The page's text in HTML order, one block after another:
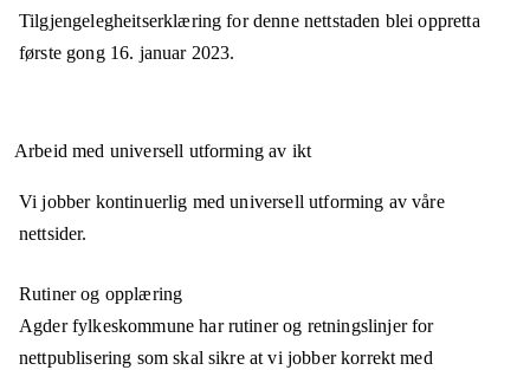
Tilgjengelegheitserklæring for denne nettstaden blei oppretta
første gong 16. januar 2023.
Arbeid med universell utforming av ikt
Vi jobber kontinuerlig med universell utforming av våre
nettsider.
Rutiner og opplæring
Agder fylkeskommune har rutiner og retningslinjer for
nettpublisering som skal sikre at vi jobber korrekt med